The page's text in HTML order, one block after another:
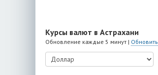
Курсы валют в Астрахани
Обновление каждые 5 минут | Обновить